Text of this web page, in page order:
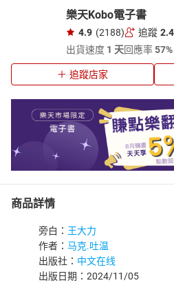
樂天Kobo電子書
4.9 (2188) 追蹤
出貨速度 1 天回應率57%
追蹤店家
商品詳情
旁白： 王大力
作者： 马克.吐温
出版社： 中文在线
出版日期：2024/11/05